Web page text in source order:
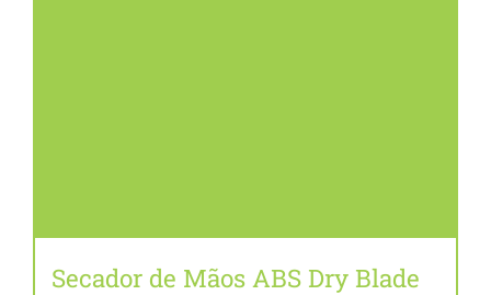
Secador de Mãos ABS Dry Blade